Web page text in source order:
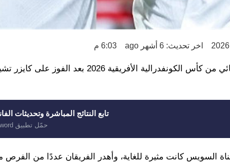
اخر تحديث: 6 أشهر ago 6:03 م
تابع النتائج المباشرة وتحديثات
حمّل تطبيق Fanzword
السويس كانت مثيرة للغاية، وأهدر الفريقان عددًا من الفرص